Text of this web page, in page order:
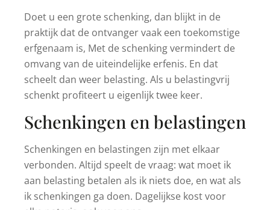
Doet u een grote schenking, dan blijkt in de
praktijk dat de ontvanger vaak een toekomstige
erfgenaam is, Met de schenking vermindert de
omvang van de uiteindelijke erfenis. En dat
scheelt dan weer belasting. Als u belastingvrij
schenkt profiteert u eigenlijk twee keer.
Schenkingen en belastingen
Schenkingen en belastingen zijn met elkaar
verbonden. Altijd speelt de vraag: wat moet ik
aan belasting betalen als ik niets doe, en wat als
ik schenkingen ga doen. Dagelijkse kost voor